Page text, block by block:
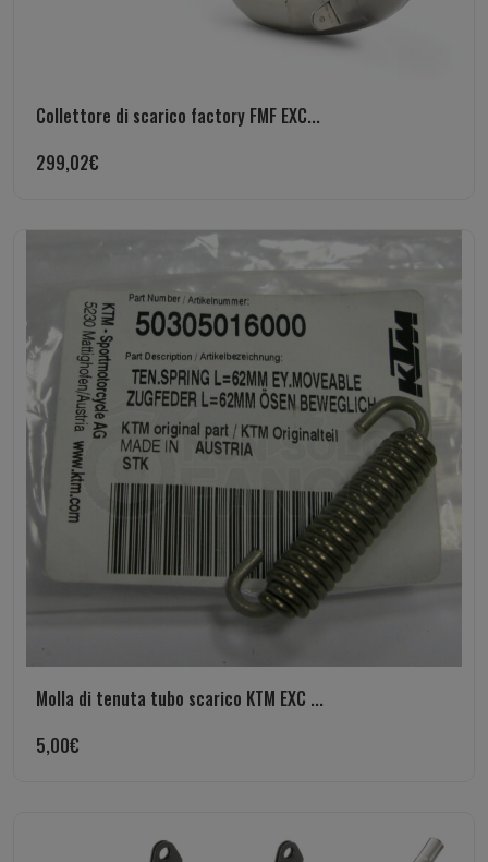
Collettore di scarico factory FMF EXC...
299,02€
Molla di tenuta tubo scarico KTM EXC ...
5,00€